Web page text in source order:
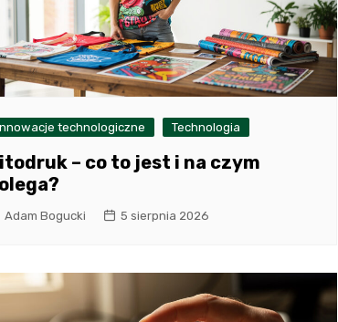
technologiczne Technologia
– co to jest i na czym
Adam Bogucki 5 sierpnia 2026